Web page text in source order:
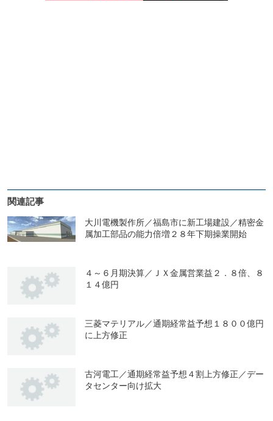
関連記事
大川電機製作所／福島市に新工場建設／精密金
属加工部品の能力倍増２８年下期操業開始
４～６月期決算／ＪＸ金属営業益２．８倍、８
１４億円
三菱マテリアル／通期経常益予想１８００億円
に上方修正
古河電工／通期経常益予想４割上方修正／デー
タセンター向け拡大